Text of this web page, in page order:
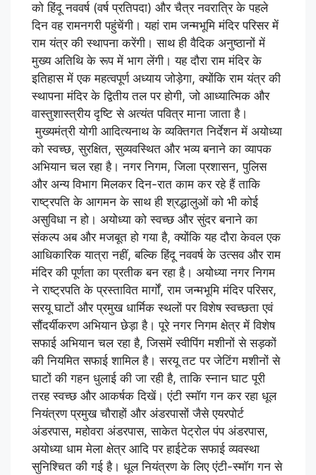
को हिंदू नववर्ष (वर्ष प्रतिपदा) और चैत्र नवरात्रि के पहले
दिन वह रामनगरी पहुंचेंगी। यहां राम जन्मभूमि मंदिर परिसर में
राम यंत्र की स्थापना करेंगी। साथ ही वैदिक अनुष्ठानों में
मुख्य अतिथि के रूप में भाग लेंगी। यह दौरा राम मंदिर के
इतिहास में एक महत्वपूर्ण अध्याय जोड़ेगा, क्योंकि राम यंत्र की
स्थापना मंदिर के द्वितीय तल पर होगी, जो आध्यात्मिक और
वास्तुशास्त्रीय दृष्टि से अत्यंत पवित्र माना जाता है।
मुख्यमंत्री योगी आदित्यनाथ के व्यक्तिगत निर्देशन में अयोध्या
को स्वच्छ, सुरक्षित, सुव्यवस्थित और भव्य बनाने का व्यापक
अभियान चल रहा है। नगर निगम, जिला प्रशासन, पुलिस
और अन्य विभाग मिलकर दिन-रात काम कर रहे हैं ताकि
राष्ट्रपति के आगमन के साथ ही श्रद्धालुओं को भी कोई
असुविधा न हो। अयोध्या को स्वच्छ और सुंदर बनाने का
संकल्प अब और मजबूत हो गया है, क्योंकि यह दौरा केवल एक
आधिकारिक यात्रा नहीं, बल्कि हिंदू नववर्ष के उत्सव और राम
मंदिर की पूर्णता का प्रतीक बन रहा है। अयोध्या नगर निगम
ने राष्ट्रपति के प्रस्तावित मार्गों, राम जन्मभूमि मंदिर परिसर,
सरयू घाटों और प्रमुख धार्मिक स्थलों पर विशेष स्वच्छता एवं
सौंदर्यीकरण अभियान छेड़ा है। पूरे नगर निगम क्षेत्र में विशेष
सफाई अभियान चल रहा है, जिसमें स्वीपिंग मशीनों से सड़कों
की नियमित सफाई शामिल है। सरयू तट पर जेटिंग मशीनों से
घाटों की गहन धुलाई की जा रही है, ताकि स्नान घाट पूरी
तरह स्वच्छ और आकर्षक दिखें। एंटी स्मॉग गन कर रहा धूल
नियंत्रण प्रमुख चौराहों और अंडरपासों जैसे एयरपोर्ट
अंडरपास, महोवरा अंडरपास, साकेत पेट्रोल पंप अंडरपास,
अयोध्या धाम मेला क्षेत्र आदि पर हाईटेक सफाई व्यवस्था
सुनिश्चित की गई है। धूल नियंत्रण के लिए एंटी-स्मॉग गन से